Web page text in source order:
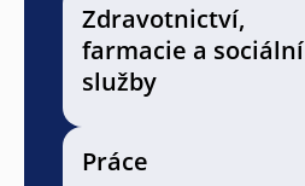
Zdravotnictví,
farmacie a sociální
služby
Práce